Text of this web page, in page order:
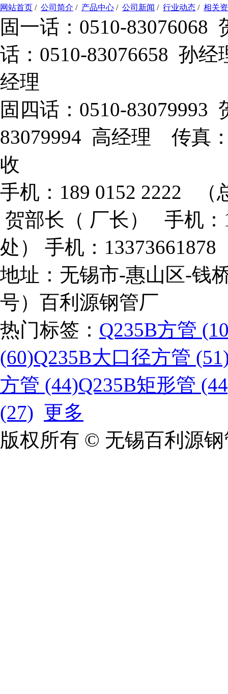
网站首页 / 公司简介 / 产品中心 / 公司新闻 / 行业动态 / 相关
固一话：0510-
话：0510-83076658 孙
经理
固四话：0510-
83079994 高经理 传真
收
手机：189 0152 2222 （
贺部长（ 厂长） 手机
处） 手机：
地址：无锡市-惠山区-钱
号）百利源钢管厂
热门标签： Q235B方管
(60)Q235B大口径方管
方管 (44)Q235B矩形管
(27) 更多
版权所有 © 无锡百利源